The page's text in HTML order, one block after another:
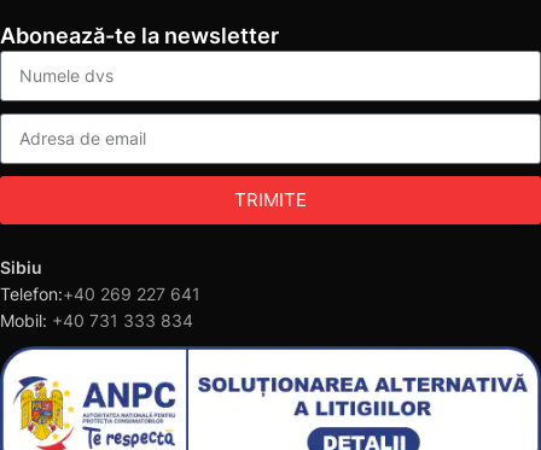
Abonează-te la newsletter
TRIMITE
Sibiu
Telefon:+40 269 227 641
Mobil: +40 731 333 834